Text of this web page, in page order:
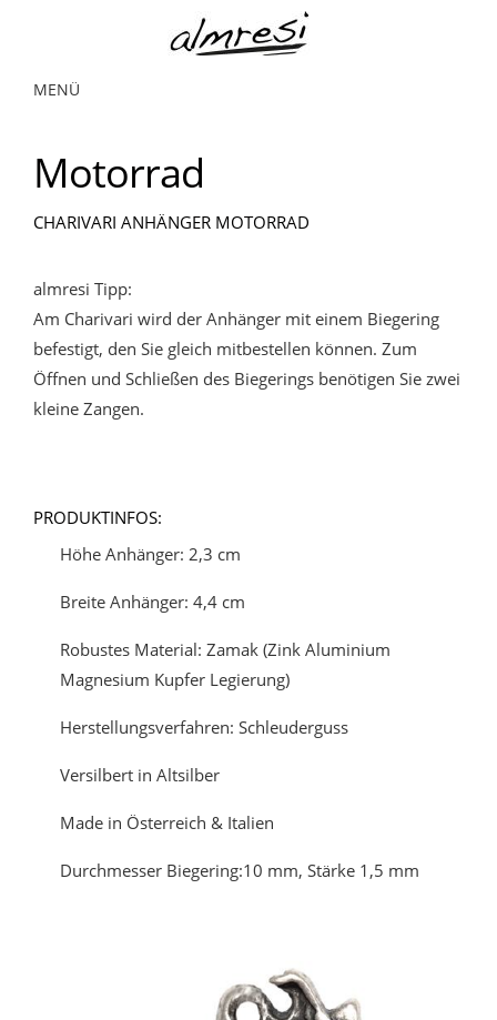
MENÜ
Motorrad
CHARIVARI ANHÄNGER MOTORRAD
almresi Tipp:
Am Charivari wird der Anhänger mit einem Biegering
befestigt, den Sie gleich mitbestellen können. Zum
Öffnen und Schließen des Biegerings benötigen Sie zwei
kleine Zangen.
PRODUKTINFOS:
Höhe Anhänger: 2,3 cm
Breite Anhänger: 4,4 cm
Robustes Material: Zamak (Zink Aluminium
Magnesium Kupfer Legierung)
Herstellungsverfahren: Schleuderguss
Versilbert in Altsilber
Made in Österreich & Italien
Durchmesser Biegering:10 mm, Stärke 1,5 mm